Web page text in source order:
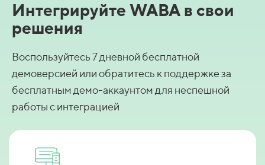
Интегрируйте WABA в свои
решения
Воспользуйтесь 7 дневной бесплатной
демоверсией или обратитесь к поддержке за
бесплатным демо-аккаунтом для неспешной
работы с интеграцией